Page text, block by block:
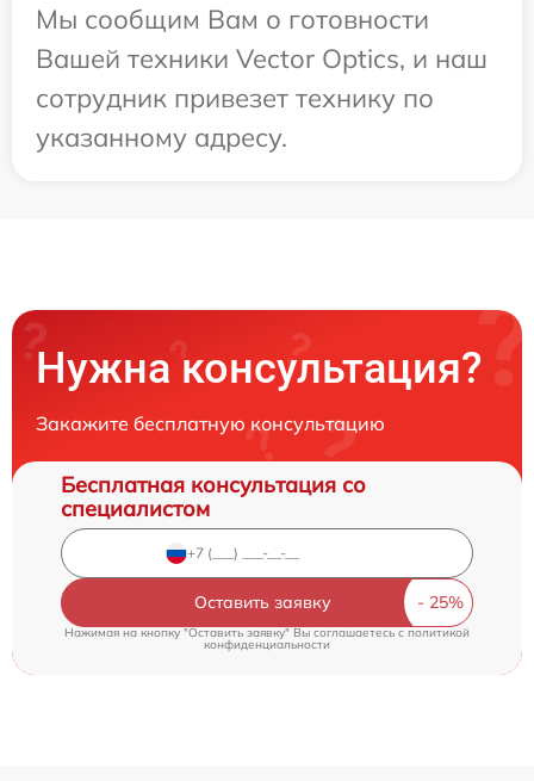
Мы сообщим Вам о готовности
Вашей техники Vector Optics, и наш
сотрудник привезет технику по
указанному адресу.
Нужна консультация?
Закажите бесплатную консультацию
Бесплатная консультация со
специалистом
Оставить заявку
Нажимая на кнопку "Оставить заявку" Вы соглашаетесь cполитикой
конфиденциальности